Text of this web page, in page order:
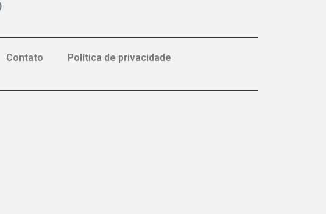
Contato Política de privacidade